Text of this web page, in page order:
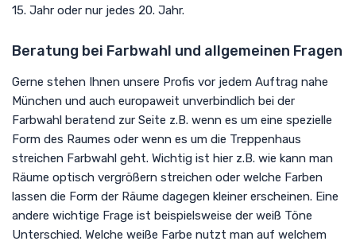
15. Jahr oder nur jedes 20. Jahr.
Beratung bei Farbwahl und allgemeinen Fragen
Gerne stehen Ihnen unsere Profis vor jedem Auftrag nahe
München und auch europaweit unverbindlich bei der
Farbwahl beratend zur Seite z.B. wenn es um eine spezielle
Form des Raumes oder wenn es um die Treppenhaus
streichen Farbwahl geht. Wichtig ist hier z.B. wie kann man
Räume optisch vergrößern streichen oder welche Farben
lassen die Form der Räume dagegen kleiner erscheinen. Eine
andere wichtige Frage ist beispielsweise der weiß Töne
Unterschied. Welche weiße Farbe nutzt man auf welchem